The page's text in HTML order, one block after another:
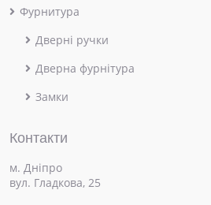
Фурнитура
Дверні ручки
Дверна фурнітура
Замки
Контакти
м. Дніпро
вул. Гладкова, 25